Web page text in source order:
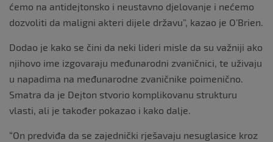
ćemo na antidejtonsko i neustavno djelovanje i nećemo
dozvoliti da maligni akteri dijele državu”, kazao je O’Brien.
Dodao je kako se čini da neki lideri misle da su važniji ako
njihovo ime izgovaraju međunarodni zvaničnici, te uživaju
u napadima na međunarodne zvaničnike poimenično.
Smatra da je Dejton stvorio komplikovanu strukturu
vlasti, ali je također pokazao i kako dalje.
“On predviđa da se zajednički rješavaju nesuglasice kroz